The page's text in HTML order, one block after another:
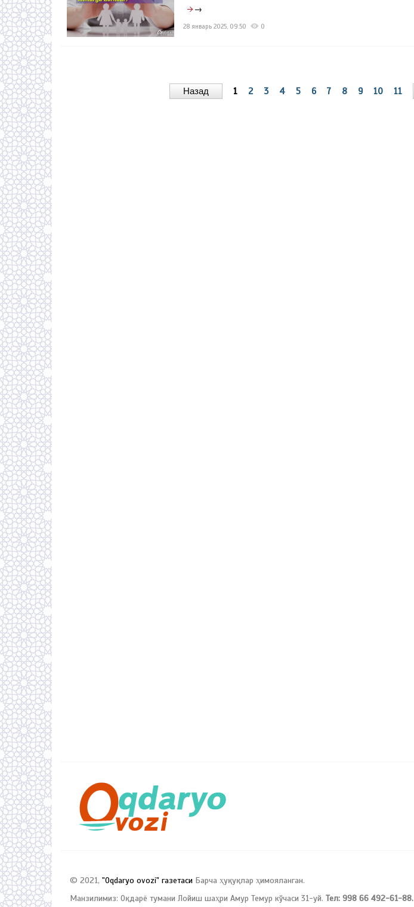
→
28 январь 2025, 09:50 0
Назад 1 2 3 4 5 6 7 8 9 10 11
© 2021, "Oqdaryo ovozi" газетаси Барча ҳуқуқлар ҳимояланган.
Манзилимиз: Оқдарё тумани Лойиш шаҳри Амур Темур кўчаси 31-уй. Тел: 998 66 492-61-88.